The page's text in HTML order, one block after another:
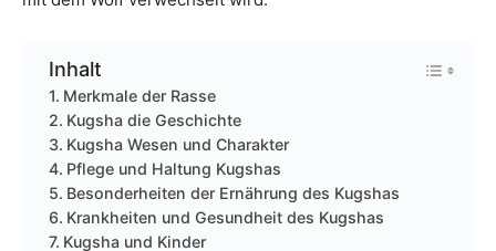
Inhalt
Merkmale der Rasse
Kugsha die Geschichte
Kugsha Wesen und Charakter
Pflege und Haltung Kugshas
Besonderheiten der Ernährung des Kugshas
Krankheiten und Gesundheit des Kugshas
Kugsha und Kinder